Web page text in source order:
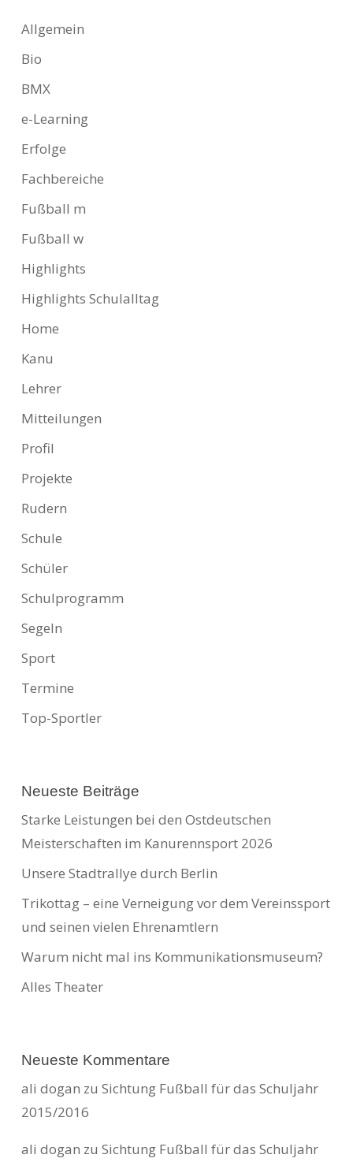
Allgemein
Bio
BMX
e-Learning
Erfolge
Fachbereiche
Fußball m
Fußball w
Highlights
Highlights Schulalltag
Home
Kanu
Lehrer
Mitteilungen
Profil
Projekte
Rudern
Schule
Schüler
Schulprogramm
Segeln
Sport
Termine
Top-Sportler
Neueste Beiträge
Starke Leistungen bei den Ostdeutschen
Meisterschaften im Kanurennsport 2026
Unsere Stadtrallye durch Berlin
Trikottag – eine Verneigung vor dem Vereinssport
und seinen vielen Ehrenamtlern
Warum nicht mal ins Kommunikationsmuseum?
Alles Theater
Neueste Kommentare
ali dogan zu Sichtung Fußball für das Schuljahr
2015/2016
ali dogan zu Sichtung Fußball für das Schuljahr